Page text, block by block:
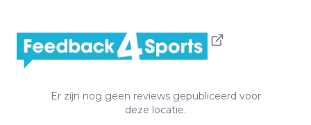
Er zijn nog geen reviews gepubliceerd voor
deze locatie.